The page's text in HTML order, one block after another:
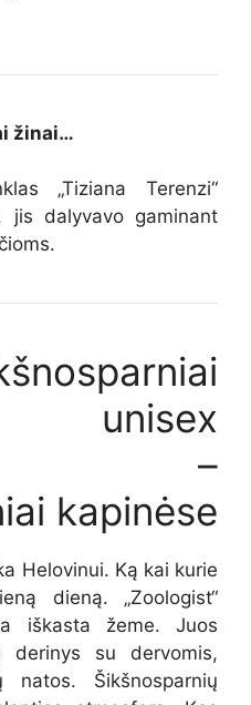
žinai…
„Tiziana Terenzi“
jis dalyvavo gaminant
unisex
–
kapinėse
Helovinui. Ką kai kurie
dieną. „Zoologist“
iškasta žeme. Juos
derinys su dervomis,
Šikšnosparnių